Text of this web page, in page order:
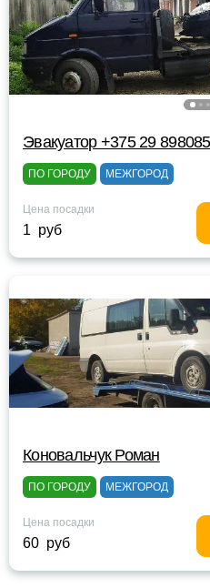
Эвакуатор +375 29
ПО ГОРОДУ МЕЖГОРОД
Цена посадки
1 руб
Коновальчук Роман
ПО ГОРОДУ МЕЖГОРОД
Цена посадки
60 руб